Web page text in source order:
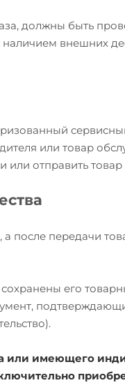
должны быть
внешних
или товар
или отправить
после передачи
его
или имеющего